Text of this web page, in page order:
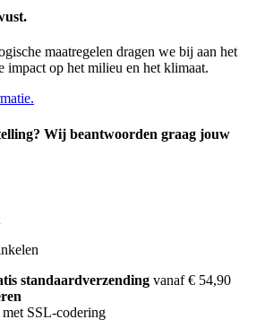
maatregelen dragen we bij aan het
impact op het milieu en het klimaat.
Wij beantwoorden graag jouw
standaardverzending vanaf € 54,90
met SSL-codering